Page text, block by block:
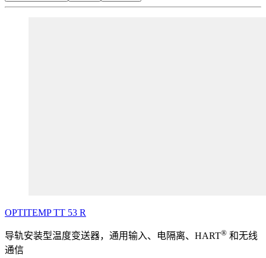
OPTITEMP TT 53 R
导轨安装型温度变送器，通用输入、电隔离、HART® 和无线
通信